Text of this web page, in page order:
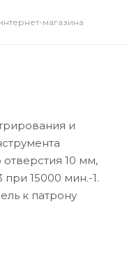
магазина
и
10 мм,
15000 мин.-1.
к патрону